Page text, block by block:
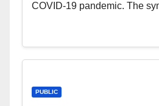
COVID-19 pandemic. The
PUBLIC